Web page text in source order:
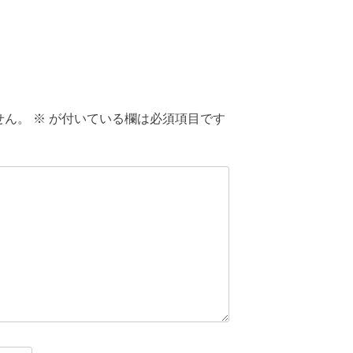
。 ※ が付いている欄は必須項目です